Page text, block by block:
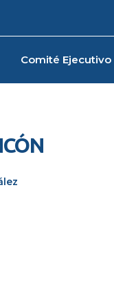
Comité Ejecutivo